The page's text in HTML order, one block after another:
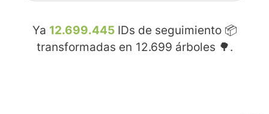
Ya 12.699.445IDs de seguimiento 📦
transformadas en 12.699 árboles 🌳.